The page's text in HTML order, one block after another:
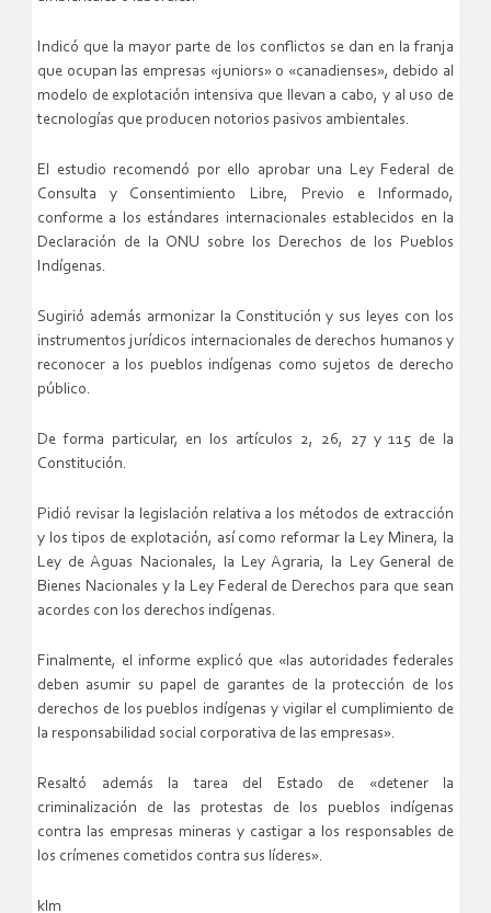
Indicó que la mayor parte de los conflictos se dan en la franja
que ocupan las empresas «juniors» o «canadienses», debido al
modelo de explotación intensiva que llevan a cabo, y al uso de
tecnologías que producen notorios pasivos ambientales.
El estudio recomendó por ello aprobar una Ley Federal de
Consulta y Consentimiento Libre, Previo e Informado,
conforme a los estándares internacionales establecidos en la
Declaración de la ONU sobre los Derechos de los Pueblos
Indígenas.
Sugirió además armonizar la Constitución y sus leyes con los
instrumentos jurídicos internacionales de derechos humanos y
reconocer a los pueblos indígenas como sujetos de derecho
público.
De forma particular, en los artículos 2, 26, 27 y 115 de la
Constitución.
Pidió revisar la legislación relativa a los métodos de extracción
y los tipos de explotación, así como reformar la Ley Minera, la
Ley de Aguas Nacionales, la Ley Agraria, la Ley General de
Bienes Nacionales y la Ley Federal de Derechos para que sean
acordes con los derechos indígenas.
Finalmente, el informe explicó que «las autoridades federales
deben asumir su papel de garantes de la protección de los
derechos de los pueblos indígenas y vigilar el cumplimiento de
la responsabilidad social corporativa de las empresas».
Resaltó además la tarea del Estado de «detener la
criminalización de las protestas de los pueblos indígenas
contra las empresas mineras y castigar a los responsables de
los crímenes cometidos contra sus líderes».
klm